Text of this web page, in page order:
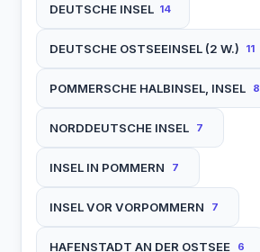
DEUTSCHE INSEL 14
DEUTSCHE OSTSEEINSEL (2 W.) 11
POMMERSCHE HALBINSEL, INSEL 8
NORDDEUTSCHE INSEL 7
INSEL IN POMMERN 7
INSEL VOR VORPOMMERN 7
HAFENSTADT AN DER OSTSEE 6